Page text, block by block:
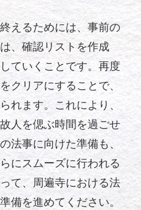
えるためには、事前の
、確認リストを作成
ていくことです。再度
クリアにすることで、
れます。これにより、
人を偲ぶ時間を過ごせ
法事に向けた準備も、
にスムーズに行われる
て、周遍寺における法
備を進めてください。